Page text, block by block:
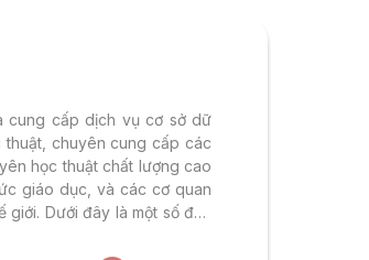
cung cấp dịch vụ cơ sở dữ
chuyên cung cấp các
học thuật chất lượng cao
giáo dục, và các cơ quan
Dưới đây là một số đặc